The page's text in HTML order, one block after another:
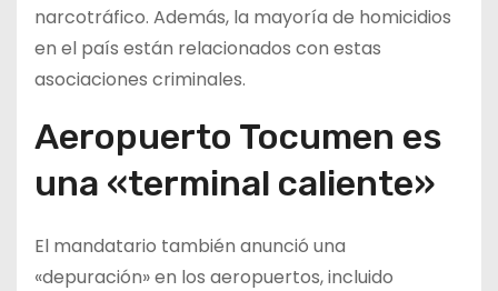
narcotráfico. Además, la mayoría de homicidios
en el país están relacionados con estas
asociaciones criminales.
Aeropuerto Tocumen es
una «terminal caliente»
El mandatario también anunció una
«depuración» en los aeropuertos, incluido